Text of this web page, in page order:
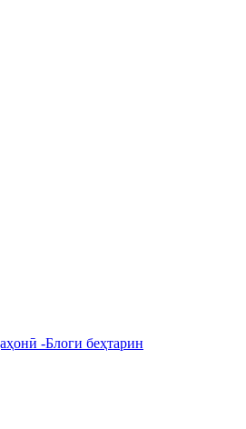
-Блоги беҳтарин